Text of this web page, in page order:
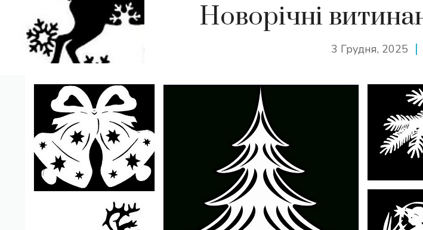
Новорічні
3 Грудня, 2025